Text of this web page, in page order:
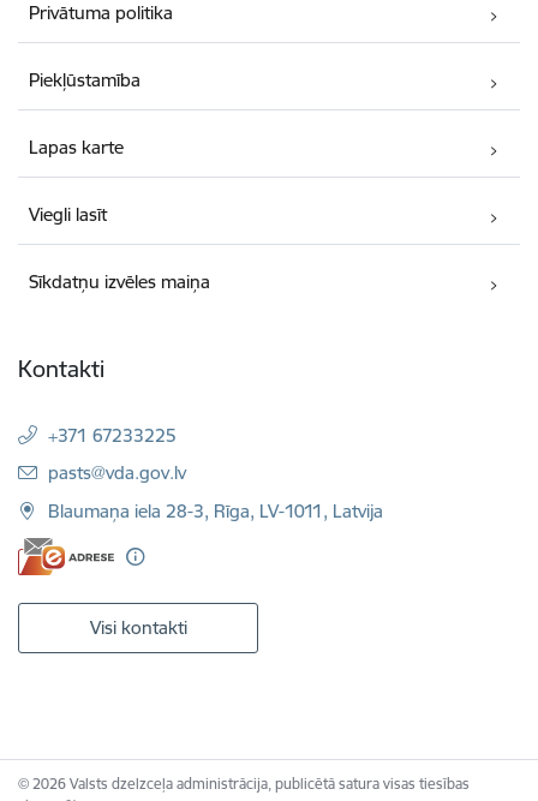
Privātuma politika
Piekļūstamība
Lapas karte
Viegli lasīt
Sīkdatņu izvēles maiņa
Kontakti
+371 67233225
E-pasts:
pasts@vda.gov.lv
Blaumaņa iela 28-3, Rīga, LV-1011, Latvija
Visi kontakti
© 2026 Valsts dzelzceļa administrācija, publicētā satura visas tiesības